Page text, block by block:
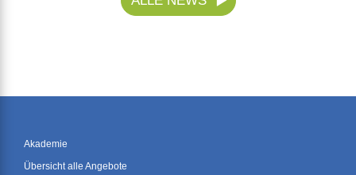
Akademie
Übersicht alle Angebote